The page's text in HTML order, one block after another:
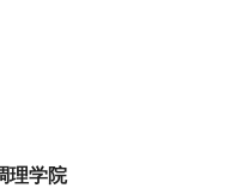
理学院